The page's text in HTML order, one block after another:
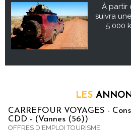
À partir
suivra
5 000
LES
CARREFOUR VOYAGES -
CDD - (Vannes (56))
OFFRES D'EMPLOI TOURISME